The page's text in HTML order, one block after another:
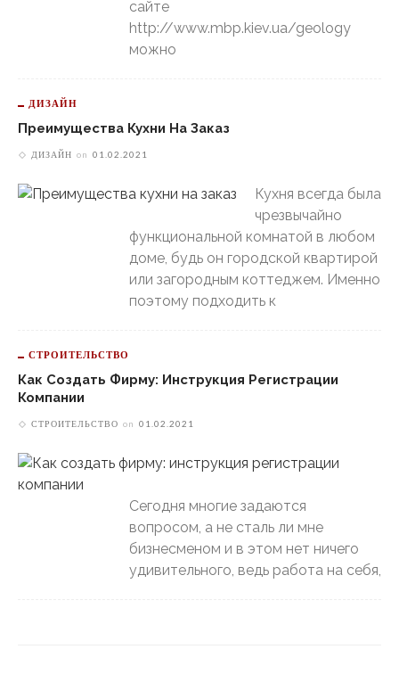
сайте
http://www.mbp.kiev.ua/geology
можно
ДИЗАЙН
Преимущества Кухни На Заказ
ДИЗАЙН on 01.02.2021
Кухня всегда была
чрезвычайно
функциональной комнатой в любом
доме, будь он городской квартирой
или загородным коттеджем. Именно
поэтому подходить к
СТРОИТЕЛЬСТВО
Как Создать Фирму: Инструкция Регистрации
Компании
СТРОИТЕЛЬСТВО on 01.02.2021
Сегодня многие задаются
вопросом, а не сталь ли мне
бизнесменом и в этом нет ничего
удивительного, ведь работа на себя,